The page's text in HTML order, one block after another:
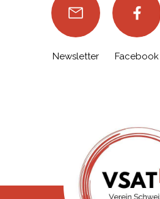
Newsletter Facebook